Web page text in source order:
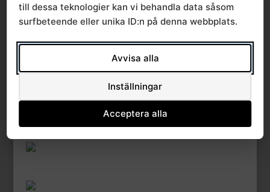
Dagordning 2024-09-
13
till dessa teknologier kan vi behandla data såsom
surfbeteende eller unika ID:n på denna webbplats.
Avvisa alla
Inställningar
Acceptera alla